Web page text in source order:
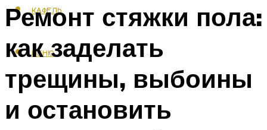
КАФЕЛЬ
МЕНЮ
Ремонт стяжки пола:
как заделать
трещины, выбоины
и остановить